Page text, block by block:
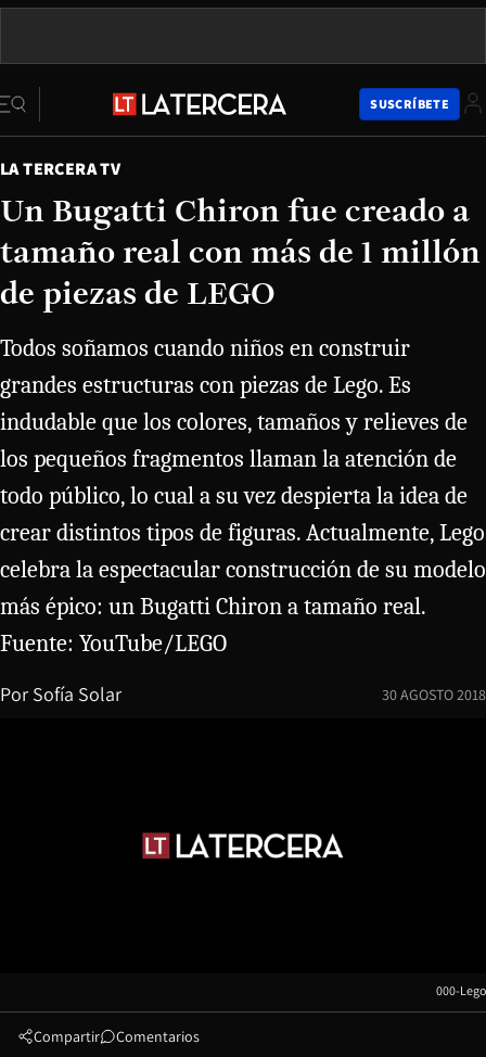
SUSCRÍBETE
LA TERCERA TV
Un Bugatti Chiron fue creado a
tamaño real con más de 1 millón
de piezas de LEGO
Todos soñamos cuando niños en construir
grandes estructuras con piezas de Lego. Es
indudable que los colores, tamaños y relieves de
los pequeños fragmentos llaman la atención de
todo público, lo cual a su vez despierta la idea de
crear distintos tipos de figuras. Actualmente, Lego
celebra la espectacular construcción de su modelo
más épico: un Bugatti Chiron a tamaño real.
Fuente: YouTube/LEGO
Por Sofía Solar 30 AGOSTO 2018
000-Lego
Compartir Comentarios